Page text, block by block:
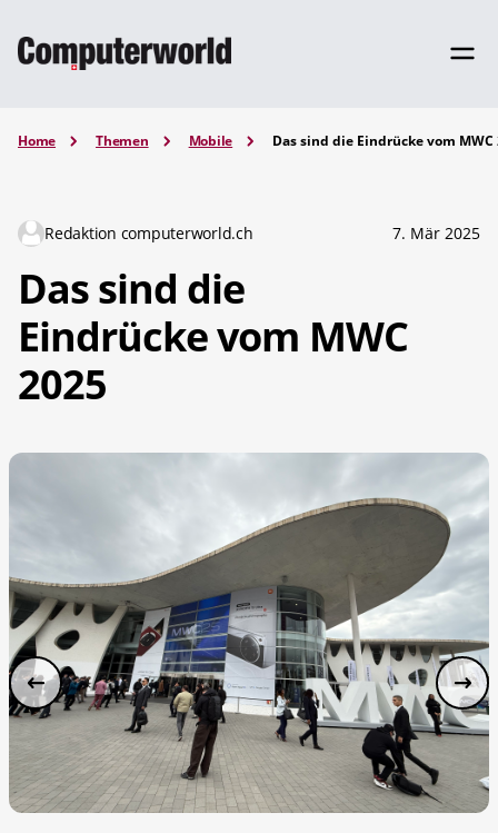
Home Themen Mobile Das sind die Eindrücke vom MWC
Redaktion computerworld.ch 7. Mär 2025
Das sind die
Eindrücke vom MWC
2025